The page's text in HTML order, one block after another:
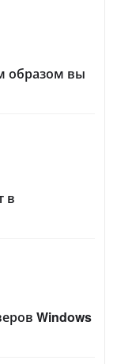
образом вы
в
Windows